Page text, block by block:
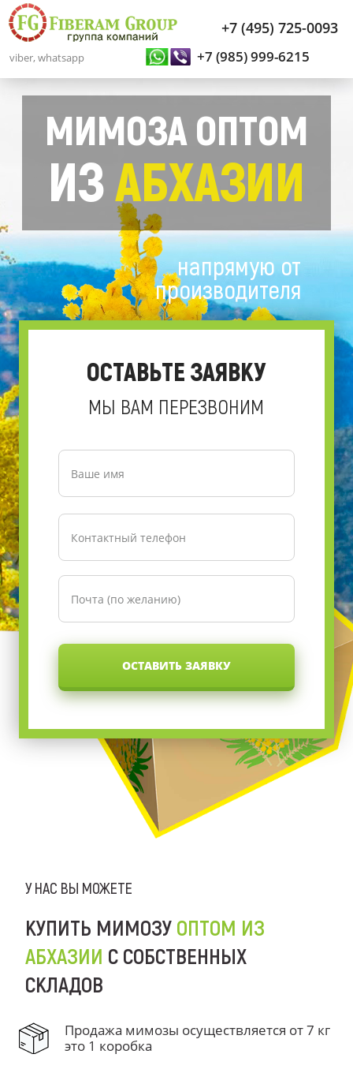
+7 (495) 725-0093
+7 (985) 999-6215
viber, whatsapp
ОСТАВИТЬ ЗАЯВКУ
ОСТАВЬТЕ ЗАЯВКУ
МЫ ВАМ ПЕРЕЗВОНИМ
напрямую от
производителя
МИМОЗА ОПТОМ
ИЗАБХАЗИИ
У НАС ВЫ МОЖЕТЕ
КУПИТЬ МИМОЗУ ОПТОМ ИЗ
АБХАЗИИ С СОБСТВЕННЫХ
СКЛАДОВ
Продажа мимозы осуществляется от 7 кг
это 1 коробка